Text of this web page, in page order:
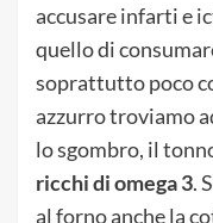
accusare infarti e
quello di
soprattutto poco
azzurro troviamo
lo sgombro, il
ricchi di omega 3.
al forno anche la